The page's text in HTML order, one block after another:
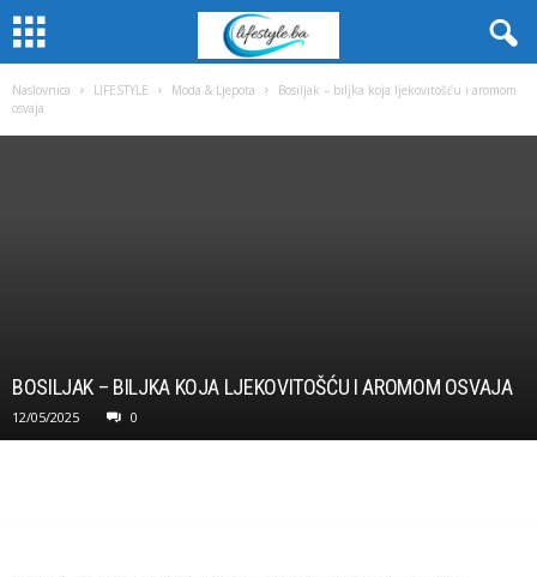
Naslovnica LIFESTYLE Moda & Ljepota
Bosiljak – biljka koja ljekovitošću i aromom
osvaja
BOSILJAK – BILJKA KOJA LJEKOVITOŠĆU I AROMOM OSVAJA
12/05/2025 0